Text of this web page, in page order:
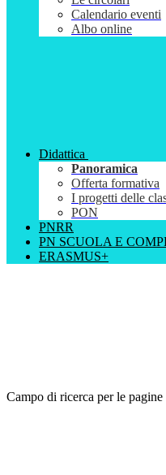
Calendario eventi
Albo online
Didattica
Panoramica
Offerta formativa
I progetti delle
PON
PNRR
PN SCUOLA E
ERASMUS+
Campo di ricerca per le pagine